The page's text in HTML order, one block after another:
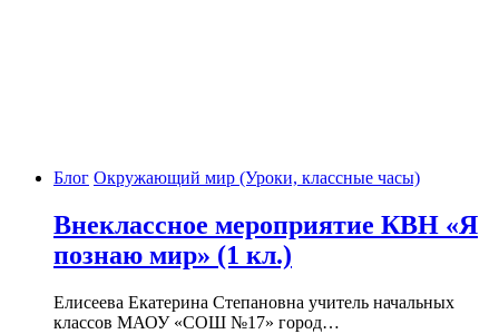
Блог Окружающий мир (Уроки, классные часы)
Внеклассное мероприятие КВН «Я
познаю мир» (1 кл.)
Елисеева Екатерина Степановна учитель начальных
классов МАОУ «СОШ №17» город…